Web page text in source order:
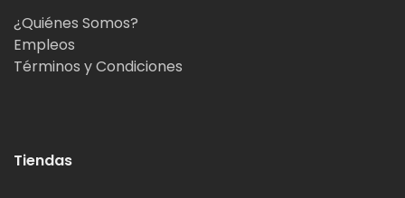
¿Quiénes Somos?
Empleos
Términos y Condiciones
Tiendas